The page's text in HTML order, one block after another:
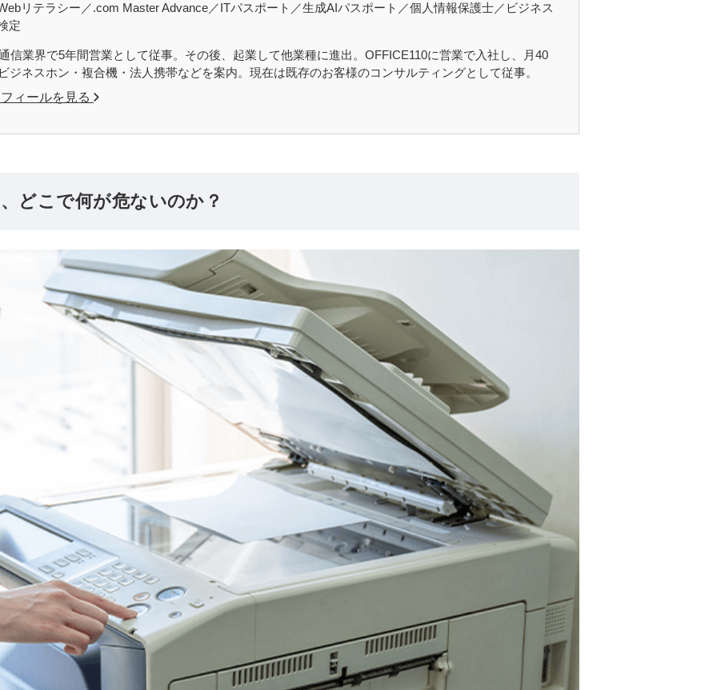
リテラシー／.com Master Advance／ITパスポート／生成AIパスポート／個人情報保護士／ビジネス
定
信業界で5年間営業として従事。その後、起業して他業種に進出。OFFICE110に営業で入社し、月40
ジネスホン・複合機・法人携帯などを案内。現在は既存のお客様のコンサルティングとして従事。
ィールを見る
どこで何が危ないのか？